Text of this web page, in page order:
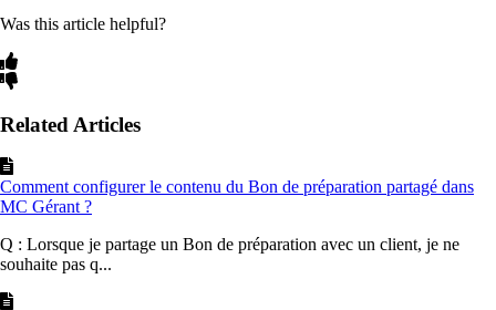
Was this article helpful?
Related Articles
Comment configurer le contenu du Bon de préparation partagé dans
MC Gérant ?
Q : Lorsque je partage un Bon de préparation avec un client, je ne
souhaite pas q...